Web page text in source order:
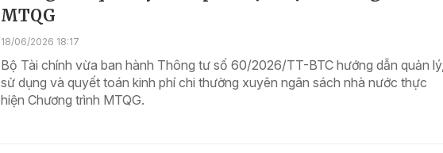
MTQG
18/06/2026 18:17
Bộ Tài chính vừa ban hành Thông tư số 60/2026/TT-BTC hướng dẫn quản lý,
sử dụng và quyết toán kinh phí chi thường xuyên ngân sách nhà nước thực
hiện Chương trình MTQG.